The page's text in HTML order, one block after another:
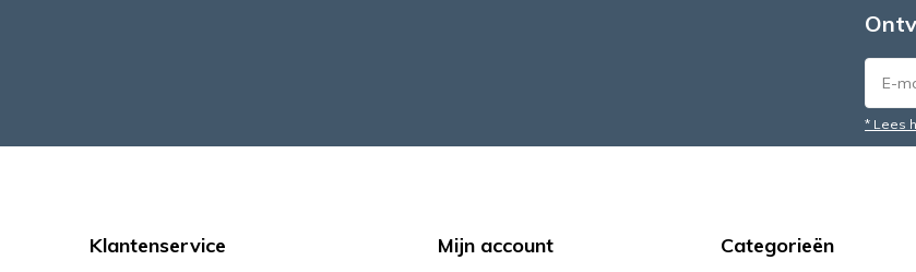
* Lees
Klantenservice Mijn account Categorieën